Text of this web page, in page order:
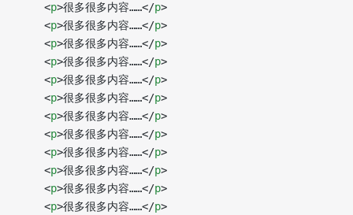
    <
p>很多很多内容……</p>
    <
p>很多很多内容……</p>
    <
p>很多很多内容……</p>
    <
p>很多很多内容……</p>
    <
p>很多很多内容……</p>
    <
p>很多很多内容……</p>
    <
p>很多很多内容……</p>
    <
p>很多很多内容……</p>
    <
p>很多很多内容……</p>
    <
p>很多很多内容……</p>
    <
p>很多很多内容……</p>
    <
p>很多很多内容……</p>